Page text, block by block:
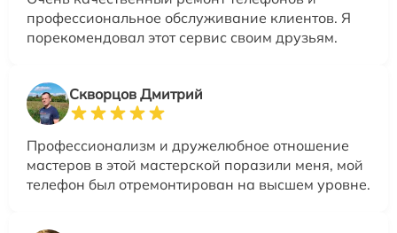
профессиональное обслуживание клиентов. Я
порекомендовал этот сервис своим друзьям.
Скворцов Дмитрий
Профессионализм и дружелюбное отношение
мастеров в этой мастерской поразили меня, мой
телефон был отремонтирован на высшем уровне.